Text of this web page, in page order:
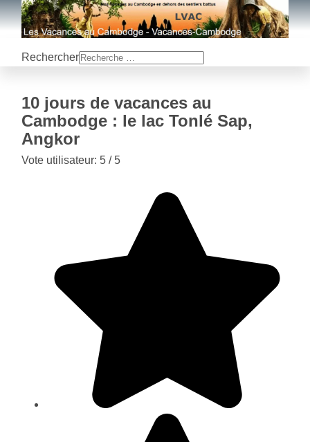
Rechercher
10 jours de vacances au
Cambodge : le lac Tonlé Sap,
Angkor
Vote utilisateur: 5 / 5